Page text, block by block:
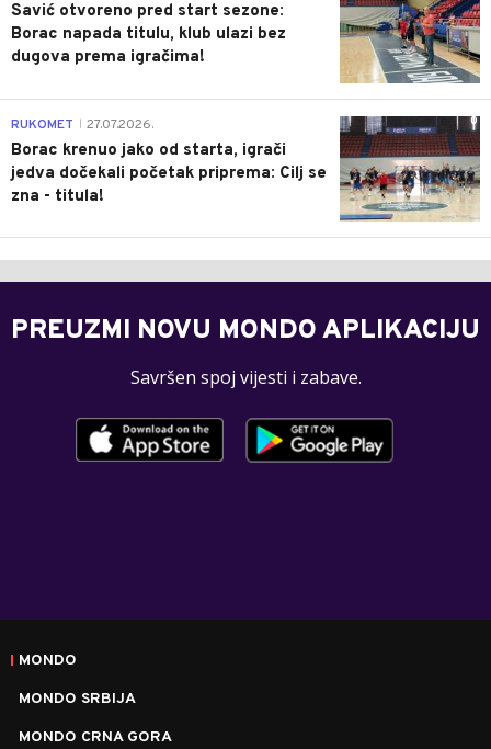
Savić otvoreno pred start sezone:
Borac napada titulu, klub ulazi bez
dugova prema igračima!
0
RUKOMET 27.07.2026.
Borac krenuo jako od starta, igrači
jedva dočekali početak priprema: Cilj se
zna - titula!
PREUZMI NOVU MONDO APLIKACIJU
Savršen spoj vijesti i zabave.
MONDO
MONDO SRBIJA
MONDO CRNA GORA